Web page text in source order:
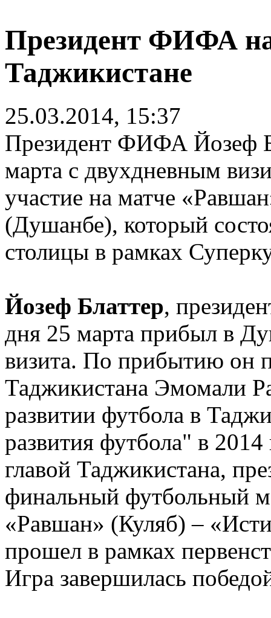
Президент ФИФА
Таджикистане
25.03.2014, 15:37
Президент ФИФА Йозеф
марта с двухдневным
участие на матче
(Душанбе), который
столицы в рамках
Йозеф Блаттер,
дня 25 марта прибыл в
визита. По прибытию он
Таджикистана Эмомали
развитии футбола в
развития футбола" в
главой Таджикистана,
финальный футбольный
«Равшан» (Куляб) –
прошел в рамках
Игра завершилась